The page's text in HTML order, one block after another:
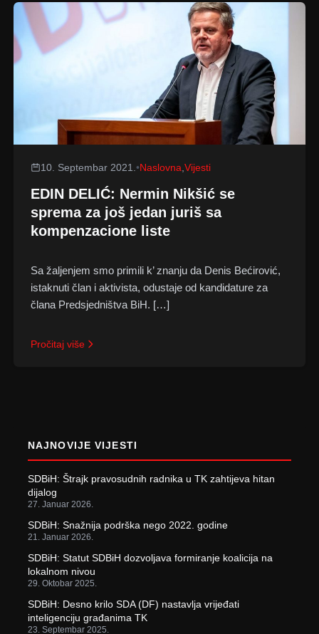
10. Septembar 2021. •Naslovna Vijesti
EDIN DELIĆ: Nermin Nikšić se
sprema za još jedan juriš sa
kompenzacione liste
Sa žaljenjem smo primili k’ znanju da Denis Bećirović,
istaknuti član i aktivista, odustaje od kandidature za
člana Predsjedništva BiH. […]
Pročitaj više
NAJNOVIJE VIJESTI
SDBiH: Štrajk pravosudnih radnika u TK zahtijeva hitan
dijalog
27. Januar 2026.
SDBiH: Snažnija podrška nego 2022. godine
21. Januar 2026.
SDBiH: Statut SDBiH dozvoljava formiranje koalicija na
lokalnom nivou
29. Oktobar 2025.
SDBiH: Desno krilo SDA (DF) nastavlja vrijeđati
inteligenciju građanima TK
23. Septembar 2025.